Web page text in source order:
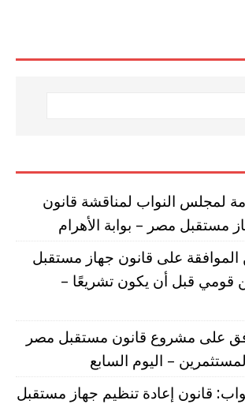
لمجلس النواب لمناقشة قانون
مستقبل مصر – بوابة الأهرام
الموافقة على قانون جهاز مستقبل
قومي قبل أن يكون تشريعًا –
على مشروع قانون مستقبل مصر
– اليوم السابع
قانون إعادة تنظيم جهاز مستقبل